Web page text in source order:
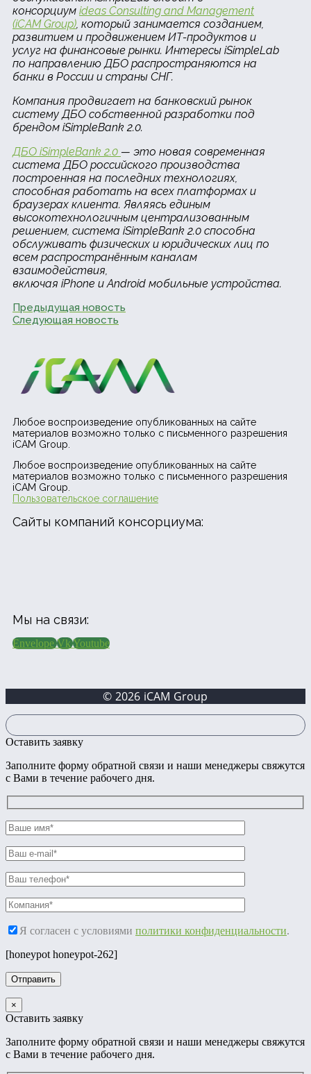
консорциум ideas Consulting and Management
(iCAM Group), который занимается созданием,
развитием и продвижением ИТ-продуктов и
услуг на финансовые рынки. Интересы iSimpleLab
по направлению ДБО распространяются на
банки в России и страны СНГ.
Компания продвигает на банковский рынок
систему ДБО собственной разработки под
брендом iSimpleBank 2.0.
ДБО iSimpleBank 2.0 — это новая современная
система ДБО российского производства
построенная на последних технологиях,
способная работать на всех платформах и
браузерах клиента. Являясь единым
высокотехнологичным централизованным
решением, система iSimpleBank 2.0 способна
обслуживать физических и юридических лиц по
всем распространённым каналам
взаимодействия,
включая iPhone и Android мобильные устройства.
Предыдущая новость
Следующая новость
Любое воспроизведение опубликованных на сайте
материалов возможно только с письменного разрешения
iCAM Group.
Любое воспроизведение опубликованных на сайте
материалов возможно только с письменного разрешения
iCAM Group.
Пользовательское соглашение
Сайты компаний консорциума:
Мы на связи:
Envelope Vk Youtube
© 2026 iCAM Group
Оставить заявку
Заполните форму обратной связи и наши менеджеры свяжутся
с Вами в течение рабочего дня.
Я согласен с условиями политики конфиденциальности.
[honeypot honeypot-262]
×
Оставить заявку
Заполните форму обратной связи и наши менеджеры свяжутся
с Вами в течение рабочего дня.